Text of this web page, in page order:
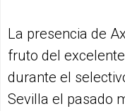
La presencia de
fruto del
durante el
Sevilla el pasado